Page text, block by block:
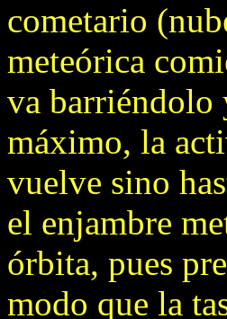
cometario
meteórica
va barriéndolo
máximo, la
vuelve sino
el enjambre
órbita, pues
modo que la